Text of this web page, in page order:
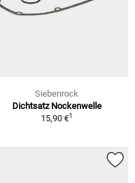
Siebenrock
Dichtsatz Nockenwelle
15,90 €1